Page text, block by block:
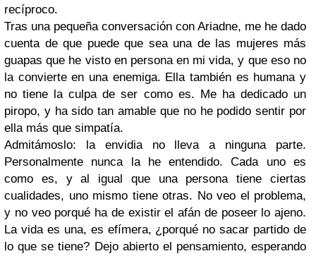
recíproco.
Tras una pequeña conversación con Ariadne, me he dado
cuenta de que puede que sea una de las mujeres más
guapas que he visto en persona en mi vida, y que eso no
la convierte en una enemiga. Ella también es humana y
no tiene la culpa de ser como es. Me ha dedicado un
piropo, y ha sido tan amable que no he podido sentir por
ella más que simpatía.
Admitámoslo: la envidia no lleva a ninguna parte.
Personalmente nunca la he entendido. Cada uno es
como es, y al igual que una persona tiene ciertas
cualidades, uno mismo tiene otras. No veo el problema,
y no veo porqué ha de existir el afán de poseer lo ajeno.
La vida es una, es efímera, ¿porqué no sacar partido de
lo que se tiene? Dejo abierto el pensamiento, esperando